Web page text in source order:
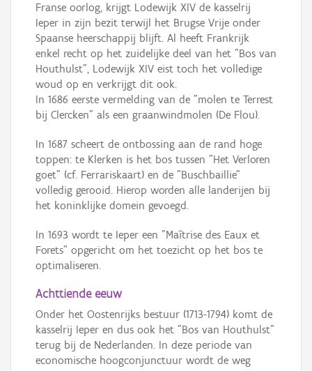
Franse oorlog, krijgt Lodewijk XIV de kasselrij
Ieper in zijn bezit terwijl het Brugse Vrije onder
Spaanse heerschappij blijft. Al heeft Frankrijk
enkel recht op het zuidelijke deel van het "Bos van
Houthulst", Lodewijk XIV eist toch het volledige
woud op en verkrijgt dit ook.
In 1686 eerste vermelding van de "molen te Terrest
bij Clercken" als een graanwindmolen (De Flou).
In 1687 scheert de ontbossing aan de rand hoge
toppen: te Klerken is het bos tussen "Het Verloren
goet" (cf. Ferrariskaart) en de "Buschbaillie"
volledig gerooid. Hierop worden alle landerijen bij
het koninklijke domein gevoegd.
In 1693 wordt te Ieper een "Maîtrise des Eaux et
Forets" opgericht om het toezicht op het bos te
optimaliseren.
Achttiende eeuw
Onder het Oostenrijks bestuur (1713-1794) komt de
kasselrij Ieper en dus ook het "Bos van Houthulst"
terug bij de Nederlanden. In deze periode van
economische hoogconjunctuur wordt de weg